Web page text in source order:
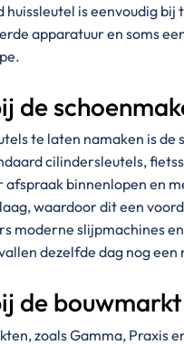
is eenvoudig
apparatuur en soms
de
te laten namaken is de
cilindersleutels,
binnenlopen en
waardoor dit een
moderne slijpmachines
dezelfde dag nog een
de bouwmarkt
zoals Gamma, Praxis